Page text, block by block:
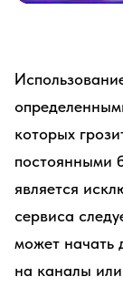
которых
постоянными
является
сервиса
может начать
на каналы или